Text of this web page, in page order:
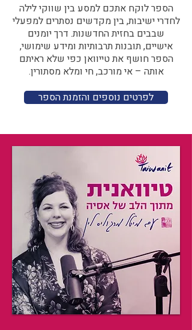
הספר לוקח אתכם למסע בין שווקי לילה
לחדרי ישיבות, בין מקדשים נסתרים למפעלי
שבבים בחזית החדשנות. דרך יומנים
אישיים, תובנות תרבותיות ומידע שימושי,
הספר חושף את טייוואן כפי שלא ראיתם
אותה – אי מורכב, חי ומלא מסתורין.
לפרטים נוספים והזמנת הספר